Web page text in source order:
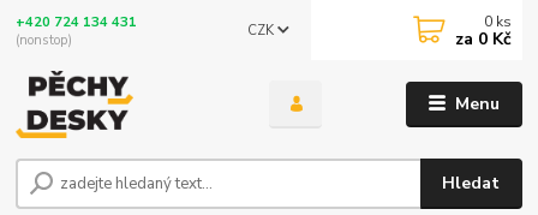
Menu
CZK
Hledat
+420 724 134 431
(nonstop)
0 ks
za 0 Kč